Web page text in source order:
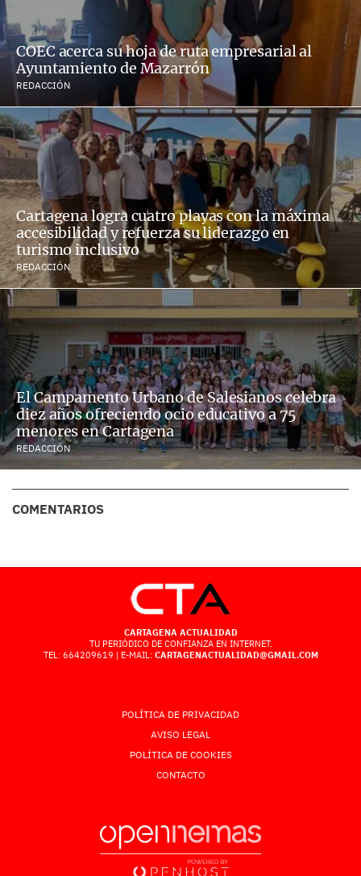
COEC acerca su hoja de ruta empresarial al
Ayuntamiento de Mazarrón
REDACCIÓN
Cartagena logra cuatro playas con la máxima
accesibilidad y refuerza su liderazgo en
turismo inclusivo
REDACCIÓN
El Campamento Urbano de Salesianos celebra
diez años ofreciendo ocio educativo a 75
menores en Cartagena
REDACCIÓN
COMENTARIOS
CARTAGENA ACTUALIDAD
TU PERIÓDICO DE CONFIANZA EN INTERNET.
TEL: 664209619 | E-MAIL: CARTAGENACTUALIDAD@GMAIL.COM
POLÍTICA DE PRIVACIDAD
AVISO LEGAL
POLÍTICA DE COOKIES
CONTACTO